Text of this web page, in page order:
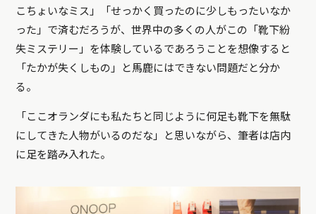
こちょいなミス」「せっかく買ったのに少しもったいなか
った」で済むだろうが、世界中の多くの人がこの「靴下紛
失ミステリー」を体験しているであろうことを想像すると
「たかが失くしもの」と馬鹿にはできない問題だと分か
る。
「ここオランダにも私たちと同じように何足も靴下を無駄
にしてきた人物がいるのだな」と思いながら、筆者は店内
に足を踏み入れた。